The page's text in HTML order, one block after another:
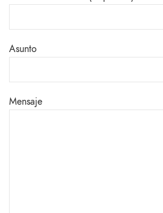
Asunto
Mensaje